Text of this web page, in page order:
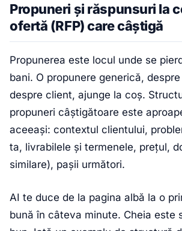
Propuneri și răspunsuri la
ofertă (RFP) care câștigă
Propunerea este locul unde se
bani. O propunere generică,
despre client, ajunge la coș.
propuneri câștigătoare este
aceeași: contextul clientului,
ta, livrabilele și termenele, prețul,
similare), pașii următori.
AI te duce de la pagina albă la o
bună în câteva minute. Cheia este